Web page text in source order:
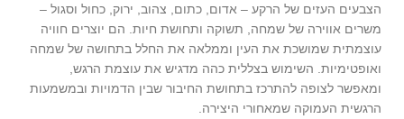
הצבעים העזים של הרקע – אדום, כתום, צהוב, ירוק, כחול וסגול –
משרים אווירה של שמחה, תשוקה ותחושת חיות. הם יוצרים חוויה
עוצמתית שמושכת את העין וממלאה את החלל בתחושה של שמחה
ואופטימיות. השימוש בצללית כהה מדגיש את עוצמת הרגש,
ומאפשר לצופה להתרכז בתחושת החיבור שבין הדמויות ובמשמעות
הרגשית העמוקה שמאחורי היצירה.